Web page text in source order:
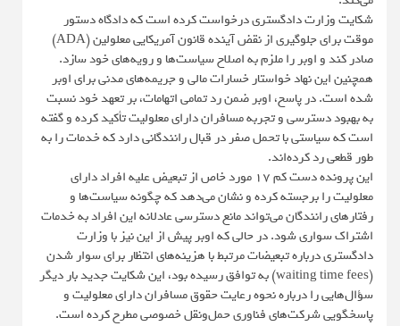
شکایت وزارت دادگستری درخواست کرده است که دادگاه دستور
موقت برای جلوگیری از نقض آینده قانون آمریکایی معلولین (ADA)
صادر کند و اوبر را ملزم به اصلاح سیاست‌ها و رویه‌های خود سازد.
همچنین این نهاد خواستار خسارات مالی و جریمه‌های مدنی برای اوبر
شده است. در پاسخ، اوبر ضمن رد تمامی اتهامات، بر تعهد خود نسبت
به بهبود دسترسی و تجربه مسافران دارای معلولیت تأکید کرده و گفته
است که سیاستی با تحمل صفر در قبال رانندگانی دارد که خدمات را به
طور قطعی رد کرده‌اند.
این پرونده دست کم ۱۷ مورد خاص از تبعیض علیه افراد دارای
معلولیت را برجسته کرده و نشان می‌دهد که چگونه سیاست‌ها و
رفتارهای رانندگان می‌تواند مانع دسترسی عادلانه این افراد به خدمات
اشتراک سواری شود. در حالی که اوبر پیش از این نیز با وزارت
دادگستری درباره تبعیضات مرتبط با هزینه‌های انتظار برای سوار شدن
(waiting time fees) به توافق رسیده بود، این شکایت جدید بار دیگر
سؤال‌هایی را درباره نحوه رعایت حقوق مسافران دارای معلولیت و
پاسخگویی شرکت‌های فناوری حمل‌ونقل خصوصی مطرح کرده است.